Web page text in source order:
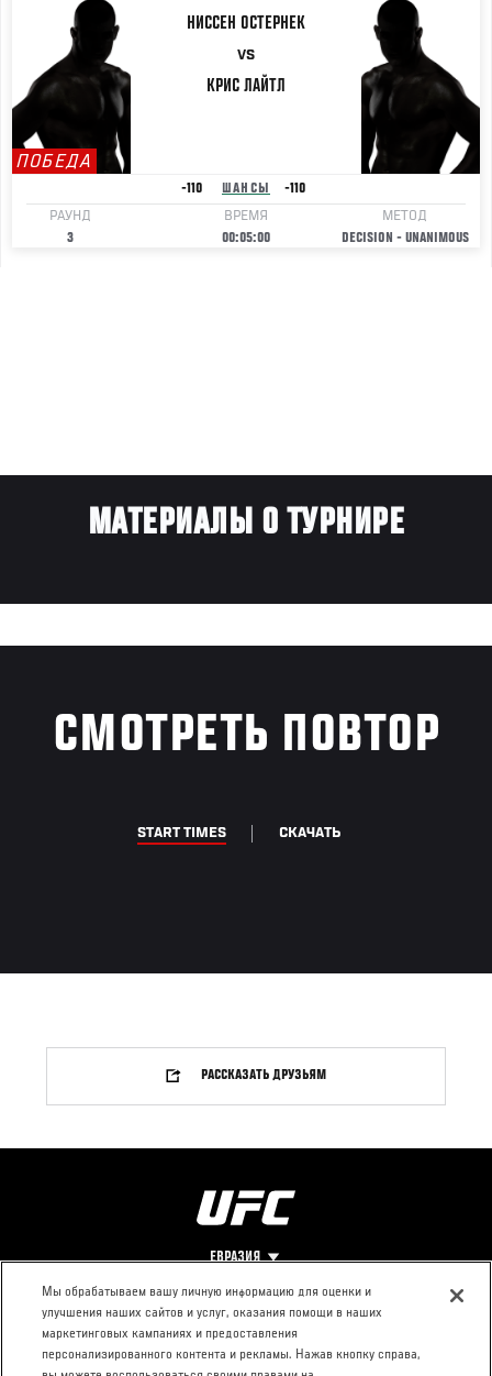
ПОБЕДА
НИССЕН ОСТЕРНЕК
VS
КРИС ЛАЙТЛ
-110 ШАНСЫ
-110
РАУНД
3
ВРЕМЯ
00:05:00
МЕТОД
DECISION - UNANIMOUS
МАТЕРИАЛЫ О ТУРНИРЕ
СМОТРЕТЬ ПОВТОР
START TIMES СКАЧАТЬ
РАССКАЗАТЬ ДРУЗЬЯМ
ЕВРАЗИЯ
Footer
О UFC
Про ММА
КОНТАКТЫ
Пресс-центр
Условия
Мы обрабатываем вашу личную информацию для оценки и
улучшения наших сайтов и услуг, оказания помощи в наших
маркетинговых кампаниях и предоставления
персонализированного контента и рекламы. Нажав кнопку справа,